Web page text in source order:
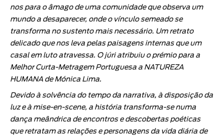
nos para o âmago de uma comunidade que observa um
mundo a desaparecer, onde o vínculo semeado se
transforma no sustento mais necessário. Um retrato
delicado que nos leva pelas paisagens internas que um
casal em luto atravessa. O júri atribuiu o prémio para a
Melhor Curta-Metragem Portuguesa a NATUREZA
HUMANA de Mónica Lima.
Devido à solvência do tempo da narrativa, à disposição da
luz e à mise-en-scene, a história transforma-se numa
dança meândrica de encontros e descobertas poéticas
que retratam as relações e personagens da vida diária de